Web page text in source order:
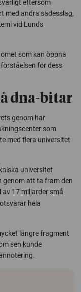
eftersom
med andra sädesslag,
vid Lunds
som kan öppna
för dess
dna-bitar
genom har
som
med flera universitet
universitet
genom att ta fram den
17 miljarder små
hela
längre fragment
sen kunde